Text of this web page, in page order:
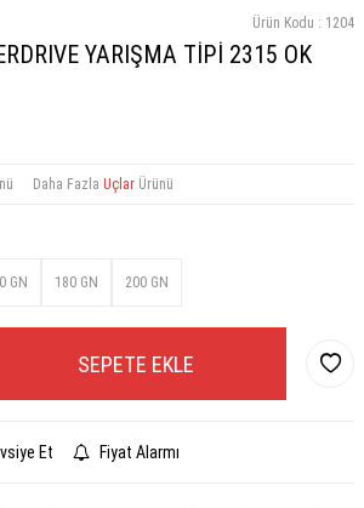
Ürün Kodu : 1204
YARIŞMA TİPİ 2315 OK
Daha Fazla Uçlar Ürünü
GN 180 GN 200 GN
SEPETE EKLE
Et Fiyat Alarmı